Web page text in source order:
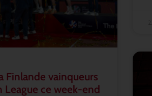
Finlande vainqueurs
League ce week-end